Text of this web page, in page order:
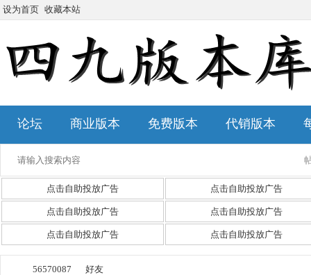
设为首页 收藏本站
论坛 商业版本 免费版本 代销版本
点击自助投放广告 点击自助投放广告
点击自助投放广告 点击自助投放广告
点击自助投放广告 点击自助投放广告
56570087 好友